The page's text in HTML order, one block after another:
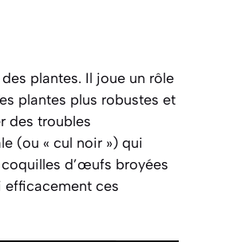
plantes. Il joue un rôle
plantes plus robustes et
des troubles
(ou « cul noir ») qui
d’œufs broyées
efficacement ces